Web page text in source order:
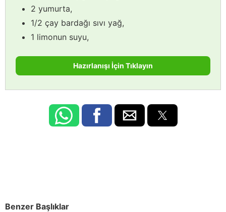
2 yumurta,
1/2 çay bardağı sıvı yağ,
1 limonun suyu,
Hazırlanışı İçin Tıklayın
Benzer Başlıklar